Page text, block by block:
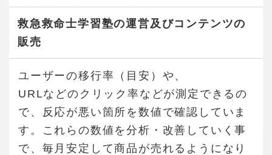
救急救命士学習塾の運営及びコンテンツの
販売
ユーザーの移行率（目安）や、
URLなどのクリック率などが測定できるの
で、反応が悪い箇所を数値で確認していま
す。
これらの数値を分析・改善していく事
で、毎月安定して商品が売れるようになり